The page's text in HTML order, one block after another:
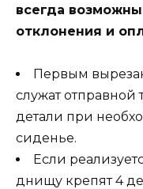
всегда
отклонения и
Первым
служат отправной
детали при
сиденье.
Если
днищу крепят 4